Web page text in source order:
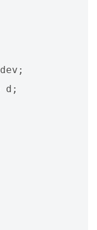
dev ;
d ;